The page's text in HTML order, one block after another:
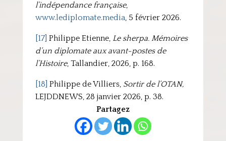
l’indépendance française,
www.lediplomate.media, 5 février 2026.
[17] Philippe Etienne, Le sherpa. Mémoires
d’un diplomate aux avant-postes de
l’Histoire, Tallandier, 2026, p. 168.
[18] Philippe de Villiers, Sortir de l’OTAN,
LEJDDNEWS, 28 janvier 2026, p. 38.
Partagez